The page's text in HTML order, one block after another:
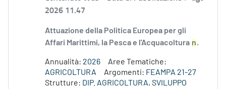
2026 11.47
Attuazione della Politica Europea per gli
Affari Marittimi, la Pesca e l'Acquacoltura n.
Annualità: 2026
Aree Tematiche:
AGRICOLTURA
Argomenti: FEAMPA 21-27
Strutture: DIP. AGRICOLTURA, SVILUPPO